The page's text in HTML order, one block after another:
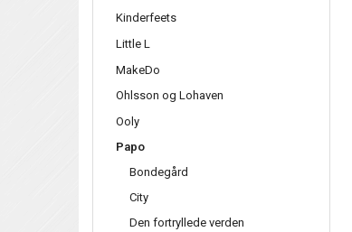
Kinderfeets
Little L
MakeDo
Ohlsson og Lohaven
Ooly
Papo
Bondegård
City
Den fortryllede verden